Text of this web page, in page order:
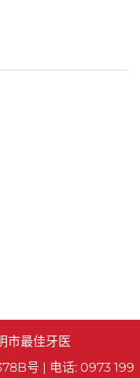
市最佳牙医
号 | 电话: 0973 199